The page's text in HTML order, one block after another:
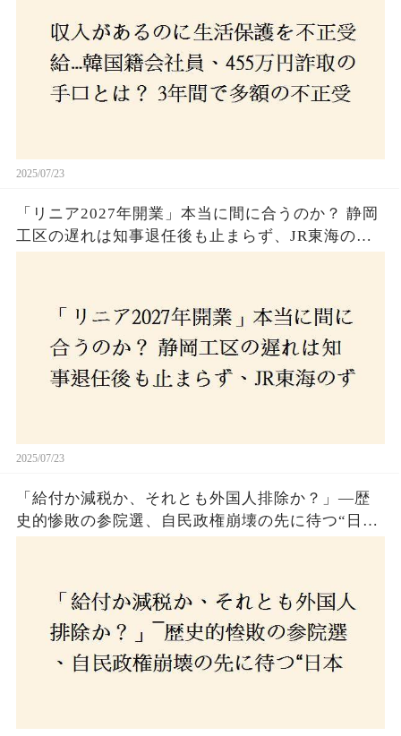
2025/07/23
「リニア2027年開業」本当に間に合うのか？ 静岡
工区の遅れは知事退任後も止まらず、JR東海のず
2025/07/23
「給付か減税か、それとも外国人排除か？」―歴
史的惨敗の参院選、自民政権崩壊の先に待つ“日本